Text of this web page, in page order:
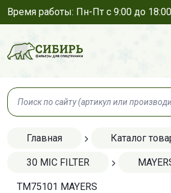
Время работы: Пн-Пт с 9:00 до 18:00
Главная Каталог
30 MIC FILTER
TM75101 MAYERS